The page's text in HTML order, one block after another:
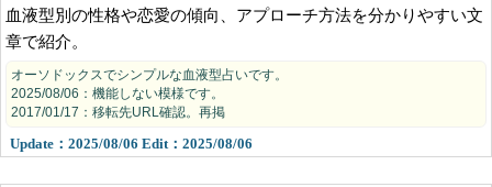
血液型別の性格や恋愛の傾向、アプローチ方法を分かりやすい文
章で紹介。
オーソドックスでシンプルな血液型占いです。
2025/08/06：機能しない模様です。
2017/01/17：移転先URL確認。再掲
Update：2025/08/06 Edit：2025/08/06